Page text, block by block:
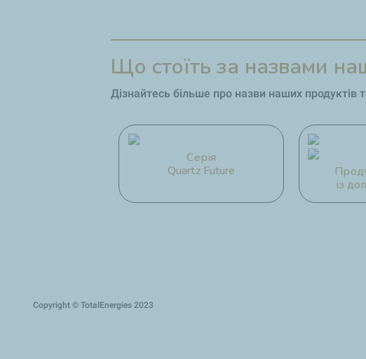
Що стоїть за назвами
Дізнайтесь більше про назви наших продуктів
Серія
Quartz Future
із
Copyright © TotalEnergies 2023